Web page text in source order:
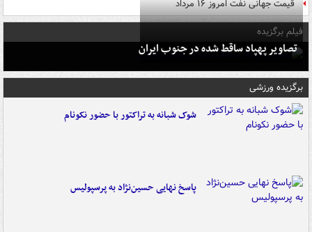
قیمت جهانی نفت امروز ۱۶ مرداد
فیلم برگزیده
تصاویر پهپاد ساقط شده در جنوب ایران
برگزیده ورزشی
شوک شبانه به تراکتور با حضور نکونام
پاسخ نهایی حسین‌نژاد به پرسپولیس